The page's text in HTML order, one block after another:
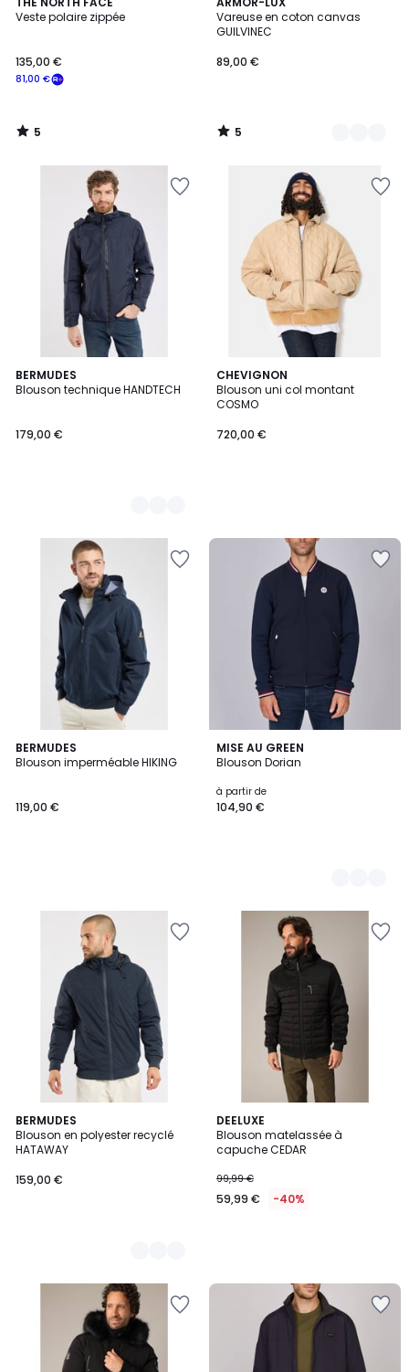
Veste polaire zippée
81,00 €
135,00 €
/
5
/
Vareuse en coton canvas
GUILVINEC
89,00 €
/
5
2
Couleurs
5
/
BERMUDES
Blouson technique HANDTECH
179,00 €
5
Couleurs
CHEVIGNON
Blouson uni col montant
COSMO
720,00 €
BERMUDES
Blouson imperméable HIKING
119,00 €
MISE AU GREEN
Blouson Dorian
à partir de
104,90 €
2
Couleurs
BERMUDES
Blouson en polyester recyclé
HATAWAY
159,00 €
2
Couleurs
DEELUXE
Blouson matelassée à
capuche CEDAR
99,99 €
59,99 € -40%